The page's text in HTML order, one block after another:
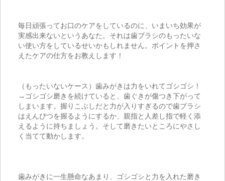
毎日頑張ってお口のケアをしているのに、いまいち効果が
実感出来ないというあなた。それは歯ブラシのもったいな
い使い方をしているせいかもしれません。ポイントを押さ
えたケアの仕方をお教えします！
（もったいないケース）歯みがきは力をいれてゴシゴシ！
→ゴシゴシ磨きを続けていると、歯ぐきが傷つき下がって
しまいます。握りこぶしだと力が入りすぎるので歯ブラシ
はえんぴつを握るようにするか、親指と人差し指で軽く添
えるように持ちましょう。そして磨きたいところにやさし
く当てて動かします。
歯みがきに一生懸命なあまり、ゴシゴシと力を入れた磨き